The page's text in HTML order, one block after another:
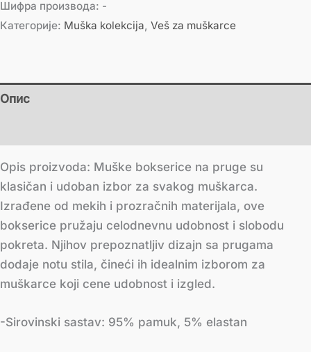
Шифра производа: -
Категорије: Muška kolekcija, Veš za muškarce
Опис
Opis proizvoda: Muške bokserice na pruge su
klasičan i udoban izbor za svakog muškarca.
Izrađene od mekih i prozračnih materijala, ove
bokserice pružaju celodnevnu udobnost i slobodu
pokreta. Njihov prepoznatljiv dizajn sa prugama
dodaje notu stila, čineći ih idealnim izborom za
muškarce koji cene udobnost i izgled.
-Sirovinski sastav: 95% pamuk, 5% elastan